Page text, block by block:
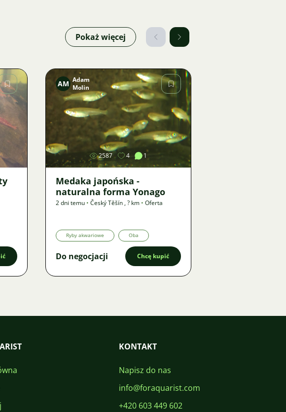
Pokaż więcej
Zdjęcie
AM Adam
Molin
2587 4 1
Medaka japońska -
naturalna forma Yonago
2 dni temu • Český Těšín ,? km • Oferta
Ryby akwariowe Oba
Do negocjacji Chcę kupić
KONTAKT
Napisz do nas
info@foraquarist.com
+420 603 449 602